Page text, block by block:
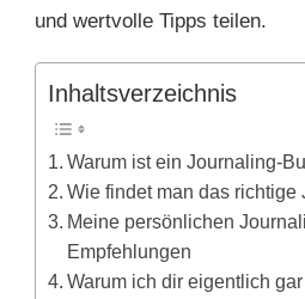
und wertvolle Tipps teilen.
Inhaltsverzeichnis
Warum ist ein Journaling-
Wie findet man das richtige
Meine persönlichen
Empfehlungen
Warum ich dir eigentlich